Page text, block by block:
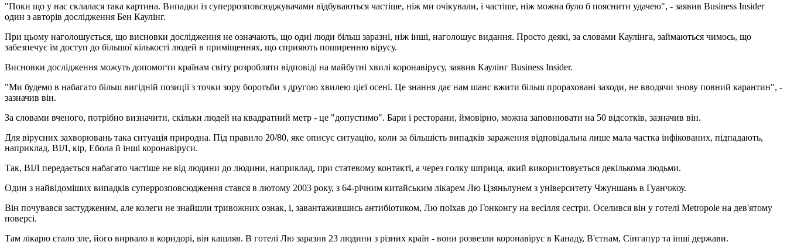
"Поки що у нас склалася така картина. Випадки із суперрозповсюджувачами відбуваються частіше, ніж ми очікували, і частіше, ніж можна було б пояснити удачею", - заявив Business Insider
один з авторів дослідження Бен Каулінг.
При цьому наголошується, що висновки дослідження не означають, що одні люди більш заразні, ніж інші, наголошує видання. Просто деякі, за словами Каулінга, займаються чимось, що
забезпечує їм доступ до більшої кількості людей в приміщеннях, що сприяють поширенню вірусу.
Висновки дослідження можуть допомогти країнам світу розробляти відповіді на майбутні хвилі коронавірусу, заявив Каулінг Business Insider.
"Ми будемо в набагато більш вигідній позиції з точки зору боротьби з другою хвилею цієї осені. Це знання дає нам шанс вжити більш прораховані заходи, не вводячи знову повний карантин", -
зазначив він.
За словами вченого, потрібно визначити, скільки людей на квадратний метр - це "допустимо". Бари і ресторани, ймовірно, можна заповнювати на 50 відсотків, зазначив він.
Для вірусних захворювань така ситуація природна. Під правило 20/80, яке описує ситуацію, коли за більшість випадків зараження відповідальна лише мала частка інфікованих, підпадають,
наприклад, ВІЛ, кір, Ебола й інші коронавіруси.
Так, ВІЛ передається набагато частіше не від людини до людини, наприклад, при статевому контакті, а через голку шприца, який використовується декількома людьми.
Один з найвідоміших випадків суперрозповсюдження стався в лютому 2003 року, з 64-річним китайським лікарем Лю Цзяньлунем з університету Чжуншань в Гуанчжоу.
Він почувався застудженим, але колеги не знайшли тривожних ознак, і, завантажившись антибіотиком, Лю поїхав до Гонконгу на весілля сестри. Оселився він у готелі Metropole на дев'ятому
поверсі.
Там лікарю стало зле, його вирвало в коридорі, він кашляв. В готелі Лю заразив 23 людини з різних країн - вони розвезли коронавірус в Канаду, В'єтнам, Сінгапур та інші держави.